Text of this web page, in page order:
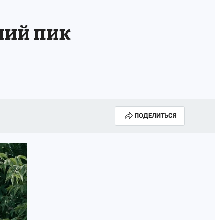
ЗАДАЙ ВОПРОС ГАИ
ГОВОРЯТ ЗВЕЗДЫ
пик
ПОДЕЛИТЬСЯ